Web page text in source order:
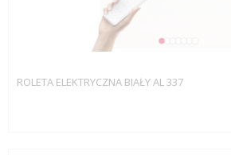
ROLETA ELEKTRYCZNA BIAŁY AL 337